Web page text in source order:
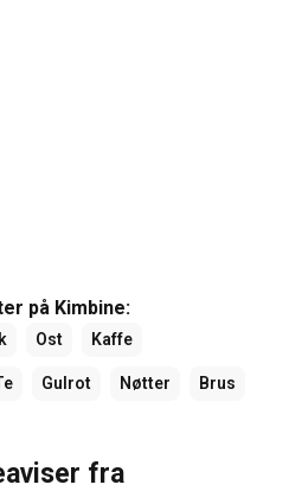
på Kimbine:
Ost Kaffe
Gulrot Nøtter Brus
fra